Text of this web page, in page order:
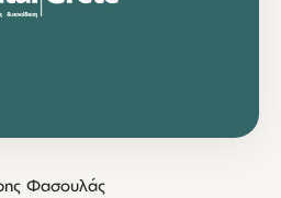
Φασουλάς